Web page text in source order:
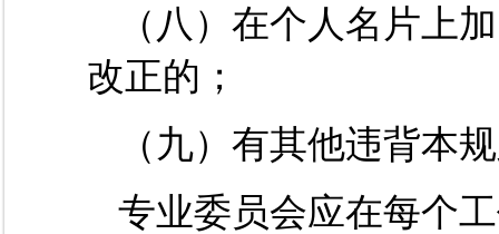
（八）在个人名片上
改正的；
（九）有其他违背本
专业委员会应在每个